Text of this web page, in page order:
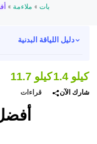
بات » ملاءمة »
دليل اللياقة البدنية
11.7 كيلو
قراءات
1.4 كيلو
شارك الآن